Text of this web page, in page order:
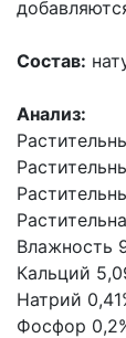
Состав:
Анализ:
Влажность
Кальций
Натрий
Фосфор